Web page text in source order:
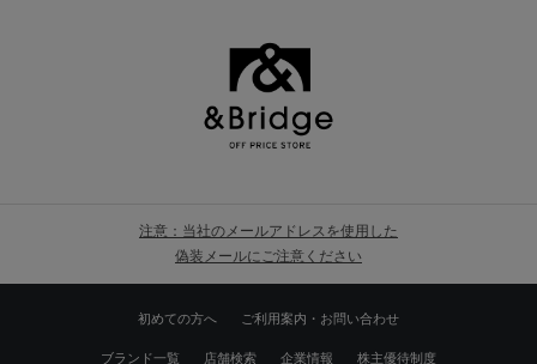
注意：当社のメールアドレスを使用した
偽装メールにご注意ください
初めての方へ ご利用案内・お問い合わせ
ブランド一覧 店舗検索 企業情報 株主優待制度